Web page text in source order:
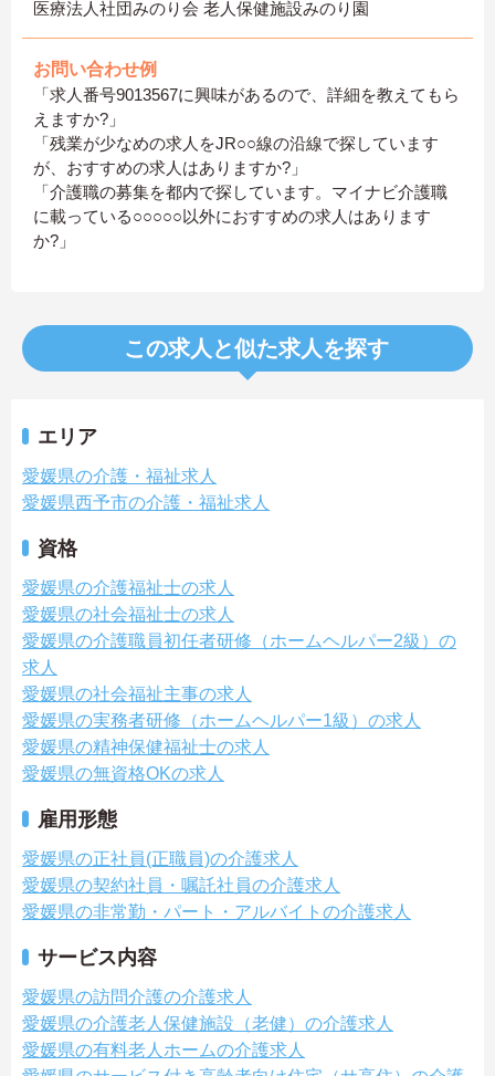
医療法人社団みのり会 老人保健施設みのり園
お問い合わせ例
「求人番号9013567に興味があるので、詳細を教えてもら
えますか?」
「残業が少なめの求人をJR○○線の沿線で探しています
が、おすすめの求人はありますか?」
「介護職の募集を都内で探しています。マイナビ介護職
に載っている○○○○○以外におすすめの求人はあります
か?」
この求人と似た求人を探す
エリア
愛媛県の介護・福祉求人
愛媛県西予市の介護・福祉求人
資格
愛媛県の介護福祉士の求人
愛媛県の社会福祉士の求人
愛媛県の介護職員初任者研修（ホームヘルパー2級）の
求人
愛媛県の社会福祉主事の求人
愛媛県の実務者研修（ホームヘルパー1級）の求人
愛媛県の精神保健福祉士の求人
愛媛県の無資格OKの求人
雇用形態
愛媛県の正社員(正職員)の介護求人
愛媛県の契約社員・嘱託社員の介護求人
愛媛県の非常勤・パート・アルバイトの介護求人
サービス内容
愛媛県の訪問介護の介護求人
愛媛県の介護老人保健施設（老健）の介護求人
愛媛県の有料老人ホームの介護求人